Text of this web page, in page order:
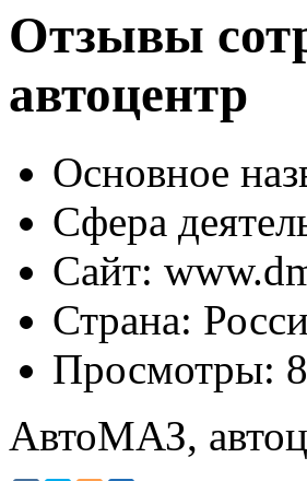
Отзывы
автоцентр
Основное
Сфера
Сайт:
Страна:
Просмотры:
АвтоМАЗ,